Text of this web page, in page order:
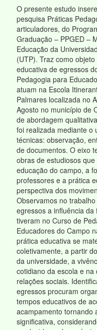
O presente estudo
pesquisa Práticas
articuladores, do
Graduação – PPGED –
Educação da
(UTP). Traz como
educativa de egressos
Pedagogia para
atuam na Escola
Palmares localizada no
Agosto no município de
de abordagem
foi realizada mediante o
técnicas: observação,
de documentos. O eixo
obras de estudiosos
educação do campo, a
professores e a prática
perspectiva dos
Observamos no
egressos a influência da
tiveram no Curso de
Educadores do Campo
prática educativa se
coletivamente, a partir
da universidade, a
cotidiano da escola e na
relações sociais.
egressos procuram
tempos educativos de
acampamento tornando
significativa,